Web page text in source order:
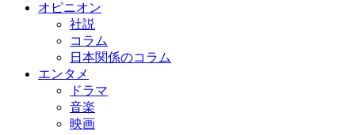
オピニオン
社説
コラム
日本関係のコラム
エンタメ
ドラマ
音楽
映画